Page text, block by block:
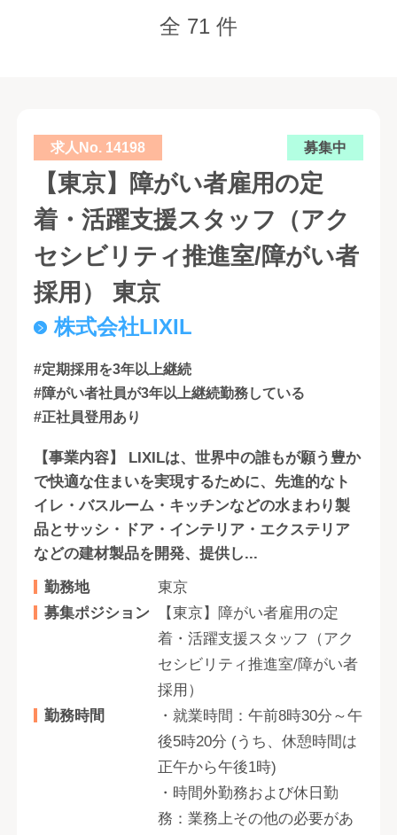
全 71 件
求人No. 14198 募集中
【東京】障がい者雇用の定
着・活躍支援スタッフ（アク
セシビリティ推進室/障がい者
採用） 東京
株式会社LIXIL
#定期採用を3年以上継続
#障がい者社員が3年以上継続勤務している
#正社員登用あり
【事業内容】 LIXILは、世界中の誰もが願う豊か
で快適な住まいを実現するために、先進的なト
イレ・バスルーム・キッチンなどの水まわり製
品とサッシ・ドア・インテリア・エクステリア
などの建材製品を開発、提供し...
勤務地
東京
募集ポジション
【東京】障がい者雇用の定
着・活躍支援スタッフ（アク
セシビリティ推進室/障がい者
採用）
勤務時間
・就業時間：午前8時30分～午
後5時20分 (うち、休憩時間は
正午から午後1時)
・時間外勤務および休日勤
務：業務上その他の必要があ